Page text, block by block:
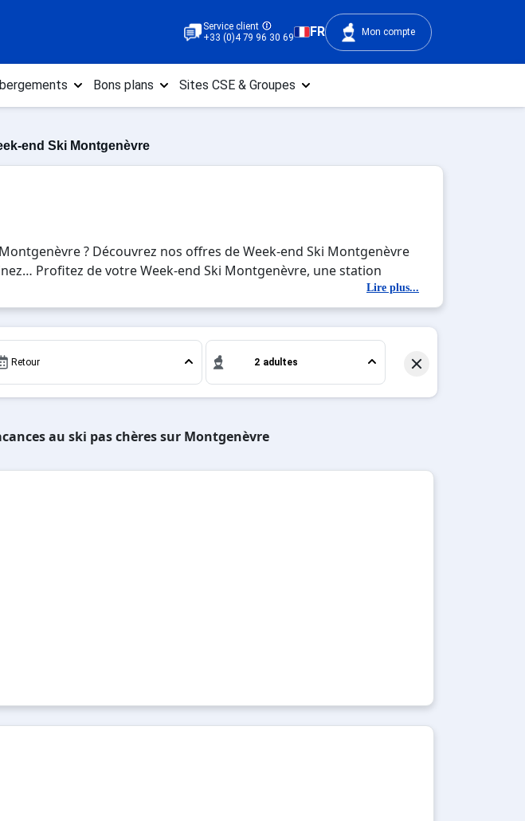
Service client
+33 (0)4 79 96 30 69
FR Mon compte
Bons plans Sites CSE & Groupes
end Ski Montgenèvre
? Découvrez nos offres de Week-end Ski Montgenèvre
Profitez de votre Week-end Ski Montgenèvre, une station
de ski et des activités en totale immersion avec la beauté des
Montgenèvre , en famille ou entre amis, c'est l'occasion parfaite
Lire plus...
Retour 2 adultes
au ski pas chères sur Montgenèvre